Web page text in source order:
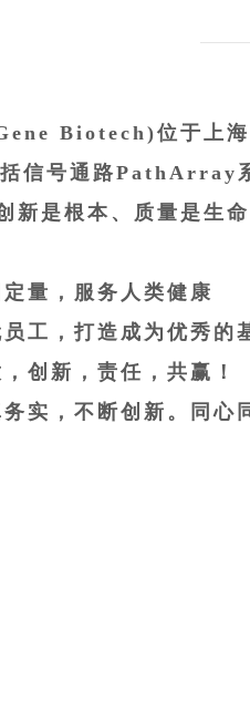
Biotech)位于上海
信号通路PathArray
是根本、质量是生
量，服务人类健康
工，打造成为优秀的
创新，责任，共赢！
实，不断创新。同心